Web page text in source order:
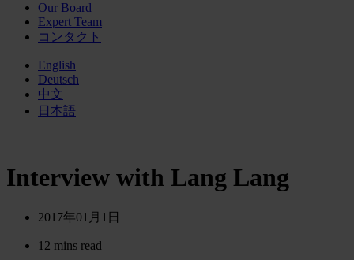
Our Board
Expert Team
コンタクト
English
Deutsch
中文
日本語
Interview with Lang Lang
2017年01月1日
12 mins read